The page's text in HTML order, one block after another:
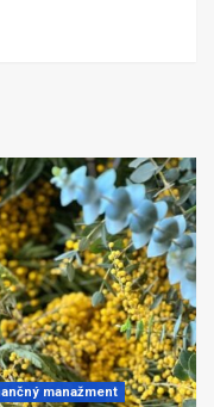
manažment